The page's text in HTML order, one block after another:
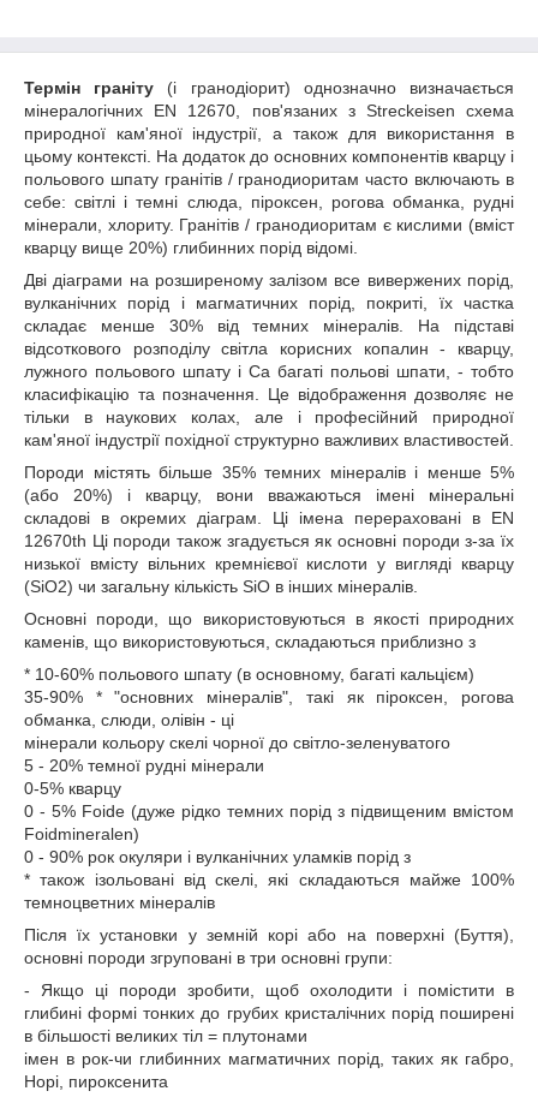
Термін граніту (і гранодіорит) однозначно визначається
мінералогічних EN 12670, пов'язаних з Streckeisen схема
природної кам'яної індустрії, а також для використання в
цьому контексті. На додаток до основних компонентів кварцу і
польового шпату гранітів / гранодиоритам часто включають в
себе: світлі і темні слюда, піроксен, рогова обманка, рудні
мінерали, хлориту. Гранітів / гранодиоритам є кислими (вміст
кварцу вище 20%) глибинних порід відомі.
Дві діаграми на розширеному залізом все вивержених порід,
вулканічних порід і магматичних порід, покриті, їх частка
складає менше 30% від темних мінералів. На підставі
відсоткового розподілу світла корисних копалин - кварцу,
лужного польового шпату і Ca багаті польові шпати, - тобто
класифікацію та позначення. Це відображення дозволяє не
тільки в наукових колах, але і професійний природної
кам'яної індустрії похідної структурно важливих властивостей.
Породи містять більше 35% темних мінералів і менше 5%
(або 20%) і кварцу, вони вважаються імені мінеральні
складові в окремих діаграм. Ці імена перераховані в EN
12670th Ці породи також згадується як основні породи з-за їх
низької вмісту вільних кремнієвої кислоти у вигляді кварцу
(SiO2) чи загальну кількість SiO в інших мінералів.
Основні породи, що використовуються в якості природних
каменів, що використовуються, складаються приблизно з
* 10-60% польового шпату (в основному, багаті кальцієм)
35-90% * "основних мінералів", такі як піроксен, рогова
обманка, слюди, олівін - ці
мінерали кольору скелі чорної до світло-зеленуватого
5 - 20% темної рудні мінерали
0-5% кварцу
0 - 5% Foide (дуже рідко темних порід з підвищеним вмістом
Foidmineralen)
0 - 90% рок окуляри і вулканічних уламків порід з
* також ізольовані від скелі, які складаються майже 100%
темноцветних мінералів
Після їх установки у земній корі або на поверхні (Буття),
основні породи згруповані в три основні групи:
- Якщо ці породи зробити, щоб охолодити і помістити в
глибині формі тонких до грубих кристалічних порід поширені
в більшості великих тіл = плутонами
імен в рок-чи глибинних магматичних порід, таких як габро,
Норі, пироксенита